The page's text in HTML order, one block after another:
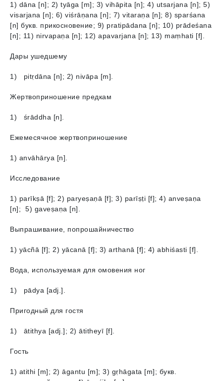
1) dāna [n]; 2) tyāgа [m]; 3) vihāpita [n]; 4) utsarjana [n]; 5)
visarjanа [n]; 6) viśrāṇana [n]; 7) vitaraṇa [n]; 8) sparśana
[n] букв. прикосновение; 9) pratipādana [n]; 10) prādeśana
[n]; 11) nirvapaṇa [n]; 12) apavarjana [n]; 13) maṃhati [f].
Дары ушедшему
1) pitṛdāna [n]; 2) nivāpa [m].
Жертвоприношение предкам
1) śrāddha [n].
Ежемесячное жертвоприношение
1) anvāhārya [n].
Исследование
1) parīkṣā [f]; 2) paryeṣaṇā [f]; 3) parīṣṭi [f]; 4) аnveṣaṇa
[n]; 5) gaveṣaṇa [n].
Выпрашивание, попрошайничество
1) yācñā [f]; 2) yācanā [f]; 3) arthanā [f]; 4) аbhiśasti [f].
Вода, используемая для омовения ног
1) pādya [adj.].
Пригодный для гостя
1) ātithyа [adj.]; 2) ātitheyī [f].
Гость
1) atithi [m]; 2) āgantu [m]; 3) gṛhāgatа [m]; букв.